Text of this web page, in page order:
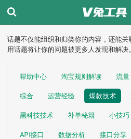
话题不仅能组织和归类你的内容，还能
用话题将让你的问题被更多人发现和解决。
帮助中心 淘宝规则解读 流量
综合 运营经验 爆款技术
黑科技技术 补单秘籍 小技巧
API接口 数据分析 接口分享